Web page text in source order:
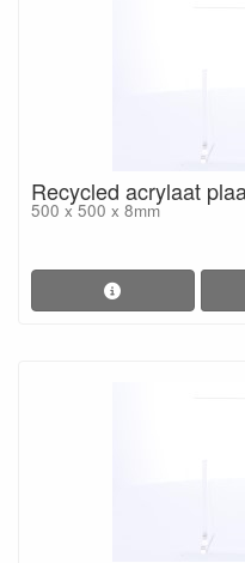
Recycled acrylaat
500 x 500 x 8mm